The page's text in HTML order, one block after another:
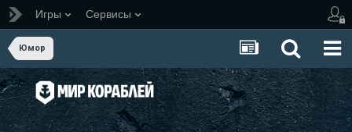
Игры Сервисы
Юмор